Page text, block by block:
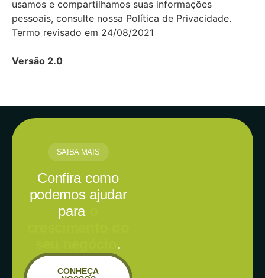
usamos e compartilhamos suas informações
pessoais, consulte nossa Política de Privacidade.
Termo revisado em 24/08/2021
Versão 2.0
SAIBA MAIS
Confira como
podemos ajudar
para
.
CONHEÇA